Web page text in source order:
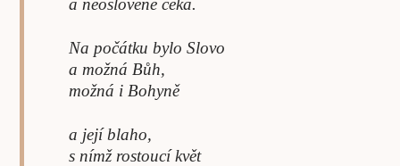
a neoslovené čeká.
Na počátku bylo Slovo
a možná Bůh,
možná i Bohyně
a její blaho,
s nímž rostoucí květ